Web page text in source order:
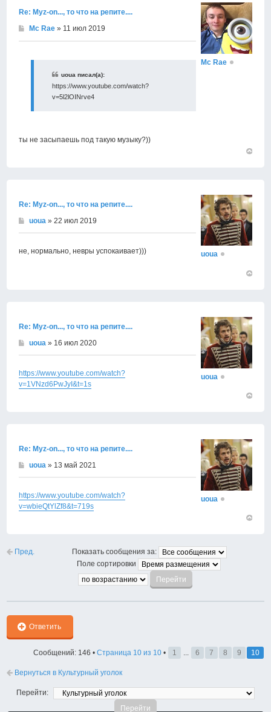
Re: Муz-on..., то что на репите....
Mc Rae » 11 июл 2019
uoua писал(а):
https://www.youtube.com/watch?
v=5l2lOINrve4
ты не засыпаешь под такую музыку?))
Mc Rae
Re: Муz-on..., то что на репите....
uoua » 22 июл 2019
не, нормально, невры успокаивает))) uoua
Re: Муz-on..., то что на репите....
uoua » 16 июл 2020
https://www.youtube.com/watch?
v=1VNzd6PwJyI&t=1s
uoua
Re: Муz-on..., то что на репите....
uoua » 13 май 2021
https://www.youtube.com/watch?
v=wbieQtYlZf8&t=719s
uoua
Пред.
Показать сообщения за:
Поле сортировки
Ответить
Сообщений: 146 • Страница 10из 10• 1 ... 6 7 8 9 10
Вернуться в Культурный уголок
Перейти: